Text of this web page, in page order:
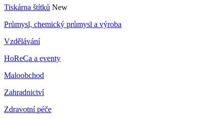
Tiskárna štítků New
Průmysl, chemický průmysl a výroba
Vzdělávání
HoReCa a eventy
Maloobchod
Zahradnictví
Zdravotní péče